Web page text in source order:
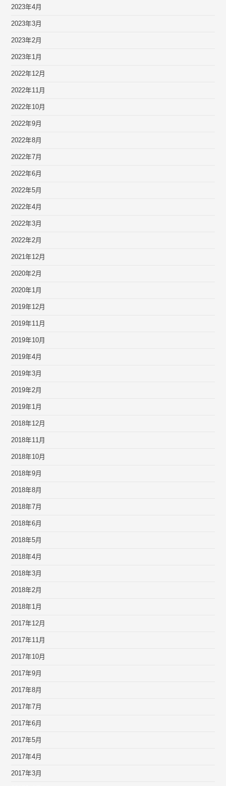
2023年4月
2023年3月
2023年2月
2023年1月
2022年12月
2022年11月
2022年10月
2022年9月
2022年8月
2022年7月
2022年6月
2022年5月
2022年4月
2022年3月
2022年2月
2021年12月
2020年2月
2020年1月
2019年12月
2019年11月
2019年10月
2019年4月
2019年3月
2019年2月
2019年1月
2018年12月
2018年11月
2018年10月
2018年9月
2018年8月
2018年7月
2018年6月
2018年5月
2018年4月
2018年3月
2018年2月
2018年1月
2017年12月
2017年11月
2017年10月
2017年9月
2017年8月
2017年7月
2017年6月
2017年5月
2017年4月
2017年3月